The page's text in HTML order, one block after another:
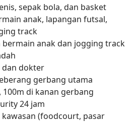
sepak bola, dan basket
anak, lapangan futsal,
track
bermain anak dan jogging track
dan dokter
gerbang utama
100m di kanan gerbang
24 jam
(foodcourt, pasar